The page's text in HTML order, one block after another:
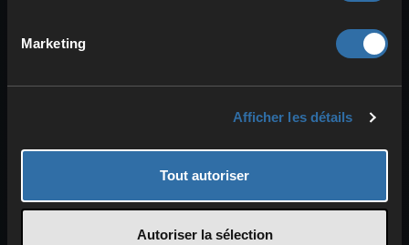
Marketing
Afficher les détails
Tout autoriser
Autoriser la sélection
ménage aussi des moments de répit. Au
au fléau. On y trouve desGacha
Ces lieux valent plus que n’importe quelle
ressource. Ils sont le contre‑poids à la